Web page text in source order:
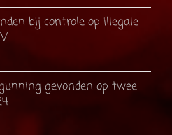
bij controle op illegale
gevonden op twee